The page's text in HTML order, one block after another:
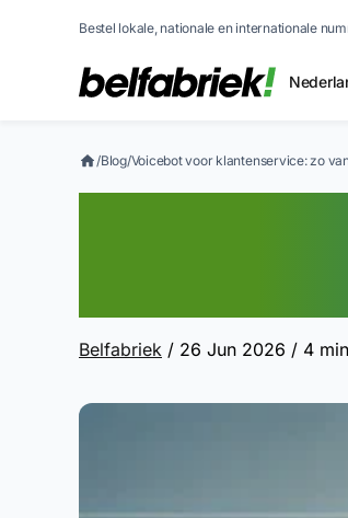
Bestel lokale, nationale en internationale
/Blog/Voicebot voor klantenservice: zo
Belfabriek / 26 Jun 2026 / 4